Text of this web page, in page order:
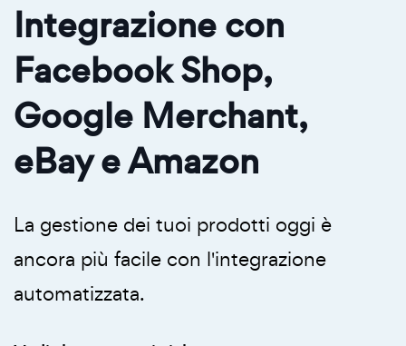
Integrazione con
Facebook Shop,
Google Merchant,
eBay e Amazon
La gestione dei tuoi prodotti oggi è
ancora più facile con l'integrazione
automatizzata.